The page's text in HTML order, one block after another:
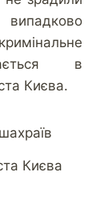
в
Києва.
Києва